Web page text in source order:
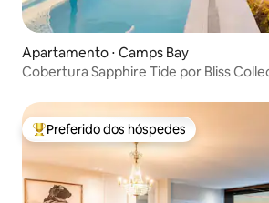
Apartamento ⋅ Camps Bay
Cobertura Sapphire Tide por Bliss
Entre os melhores preferidos dos
Preferido dos hóspedes